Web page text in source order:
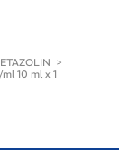
10 ml x 1